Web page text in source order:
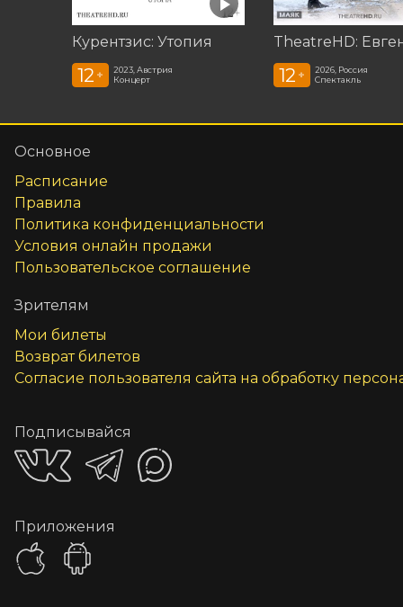
Курентзис: Утопия
12 +
2023, Австрия
Концерт
12 +
2026, Россия
Спектакль
Основное
Расписание
Правила
Политика конфиденциальности
Условия онлайн продажи
Пользовательское соглашение
Зрителям
Мои билеты
Возврат билетов
Согласие пользователя сайта на обработку
Подписывайся
Приложения